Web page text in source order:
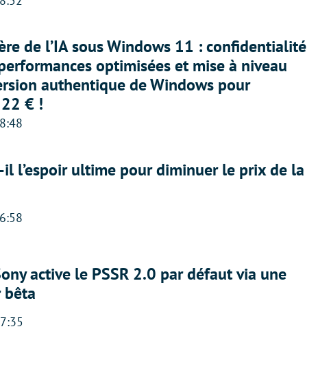
de l’IA sous Windows 11 : confidentialité
optimisées et mise à niveau
authentique de Windows pour
€ !
il l’espoir ultime pour diminuer le prix de la
active le PSSR 2.0 par défaut via une
bêta